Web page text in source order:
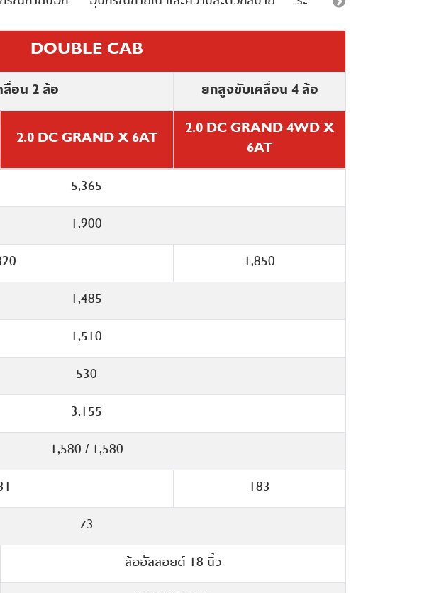
DOUBLE CAB
ลื่อน 2 ล้อ ยกสูงขับเคลื่อน 4 ล้อ
2.0 DC GRAND X 6AT
2.0 DC GRAND 4WD X
6AT
5,365
1,900
1,850
1,485
1,510
530
3,155
1,580 / 1,580
183
73
ล้ออัลลอยด์ 18 นิ้ว
DOUBLE CAB
ลื่อน 2 ล้อ ยกสูงขับเคลื่อน 4 ล้อ
2.0 DC GRAND X 6AT
2.0 DC GRAND 4WD X
6AT
Cylinders DOHC 16 Valve Turbo Intercooler
Common Rail Direct Injection
83.0 x 92.0
15.9 : 1
119 (161) / 4,000
375 / 1,500 – 2,400
DOUBLE CAB
ลื่อน 2 ล้อ ยกสูงขับเคลื่อน 4 ล้อ
2.0 DC GRAND X 6AT
2.0 DC GRAND 4WD X
6AT
DOUBLE CAB
ลื่อน 2 ล้อ ยกสูงขับเคลื่อน 4 ล้อ
2.0 DC GRAND X 6AT
2.0 DC GRAND 4WD X
6AT
คแอนด์พิเนียน ผ่อนแรงด้วยไฮดรอลิค
6.3
แหนบแบบซ้อนแผ่น
ดิสก์เบรกพร้อมช่องระบายความร้อน
ดิสก์เบรก
DOUBLE CAB
ลื่อน 2 ล้อ ยกสูงขับเคลื่อน 4 ล้อ
2.0 DC GRAND X 6AT
2.0 DC GRAND 4WD X
6AT
LED
•
•
•
โครเมียม
•
แบบอัตโนมัติ
•
•
•
DOUBLE CAB
ลื่อน 2 ล้อ ยกสูงขับเคลื่อน 4 ล้อ
2.0 DC GRAND X 6AT
2.0 DC GRAND 4WD X
6AT
•
•
DOUBLE CAB
ลื่อน 2 ล้อ ยกสูงขับเคลื่อน 4 ล้อ
2.0 DC GRAND X 6AT
2.0 DC GRAND 4WD X
6AT
•
•
•
•
•
DOUBLE CAB
ลื่อน 2 ล้อ ยกสูงขับเคลื่อน 4 ล้อ
2.0 DC GRAND X 6AT
2.0 DC GRAND 4WD X
6AT
6
•
•
•
DOUBLE CAB
ลื่อน 2 ล้อ ยกสูงขับเคลื่อน 4 ล้อ
2.0 DC GRAND X 6AT
2.0 DC GRAND 4WD X
6AT
•
•